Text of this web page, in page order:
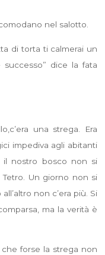
nel salotto.
di torta ti calmerai un
dice la fata
una strega. Era
impediva agli abitanti
il nostro bosco non si
Un giorno non si
non c’era più. Si
ma la verità è
che forse la strega non